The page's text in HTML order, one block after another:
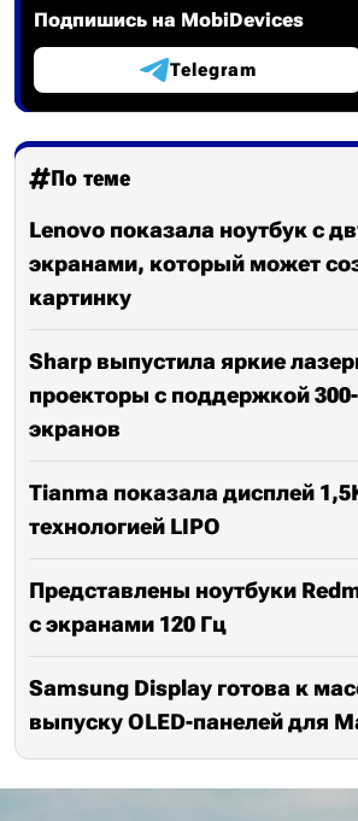
Подпишись на MobiDevices
Telegram
По теме
Lenovo показала ноутбук с
экранами, который может
картинку
Sharp выпустила яркие
проекторы с поддержкой
экранов
Tianma показала дисплей
технологией LIPO
Представлены ноутбуки
с экранами 120 Гц
Samsung Display готова к
выпуску OLED-панелей для